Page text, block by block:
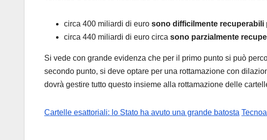
circa 400 miliardi di euro sono difficilmente recuperabili
circa 440 miliardi di euro circa sono parzialmente
Si vede con grande evidenza che per il primo punto si può
secondo punto, si deve optare per una rottamazione con
dovrà gestire tutto questo insieme alla rottamazione delle
Cartelle esattoriali: lo Stato ha avuto una grande batosta